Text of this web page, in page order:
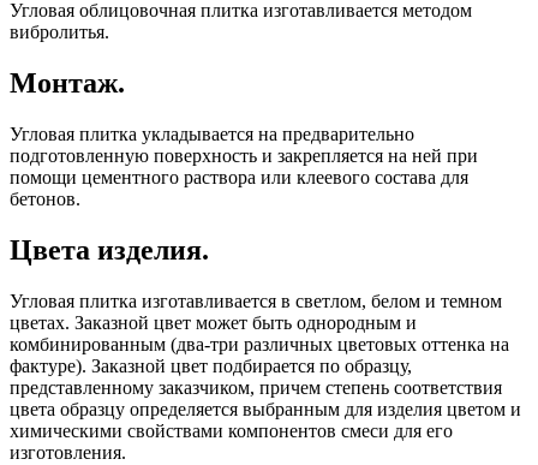
Угловая облицовочная плитка изготавливается методом
вибролитья.
Монтаж.
Угловая плитка укладывается на предварительно
подготовленную поверхность и закрепляется на ней при
помощи цементного раствора или клеевого состава для
бетонов.
Цвета изделия.
Угловая плитка изготавливается в светлом, белом и темном
цветах. Заказной цвет может быть однородным и
комбинированным (два-три различных цветовых оттенка на
фактуре). Заказной цвет подбирается по образцу,
представленному заказчиком, причем степень соответствия
цвета образцу определяется выбранным для изделия цветом и
химическими свойствами компонентов смеси для его
изготовления.